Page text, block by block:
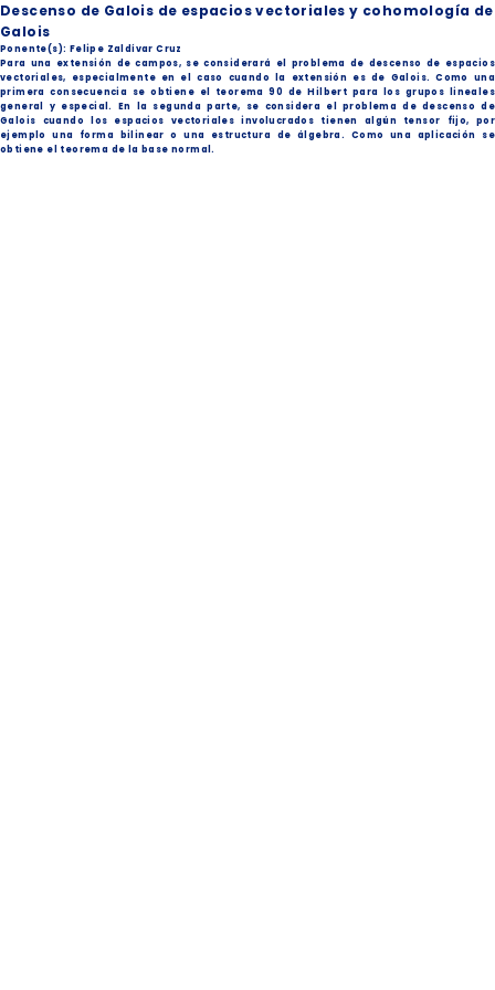
Descenso de Galois de espacios vectoriales y cohomología de
Galois
Ponente(s): Felipe Zaldívar Cruz
Para una extensión de campos, se considerará el problema de descenso de espacios
vectoriales, especialmente en el caso cuando la extensión es de Galois. Como una
primera consecuencia se obtiene el teorema 90 de Hilbert para los grupos lineales
general y especial. En la segunda parte, se considera el problema de descenso de
Galois cuando los espacios vectoriales involucrados tienen algún tensor fijo, por
ejemplo una forma bilinear o una estructura de álgebra. Como una aplicación se
obtiene el teorema de la base normal.